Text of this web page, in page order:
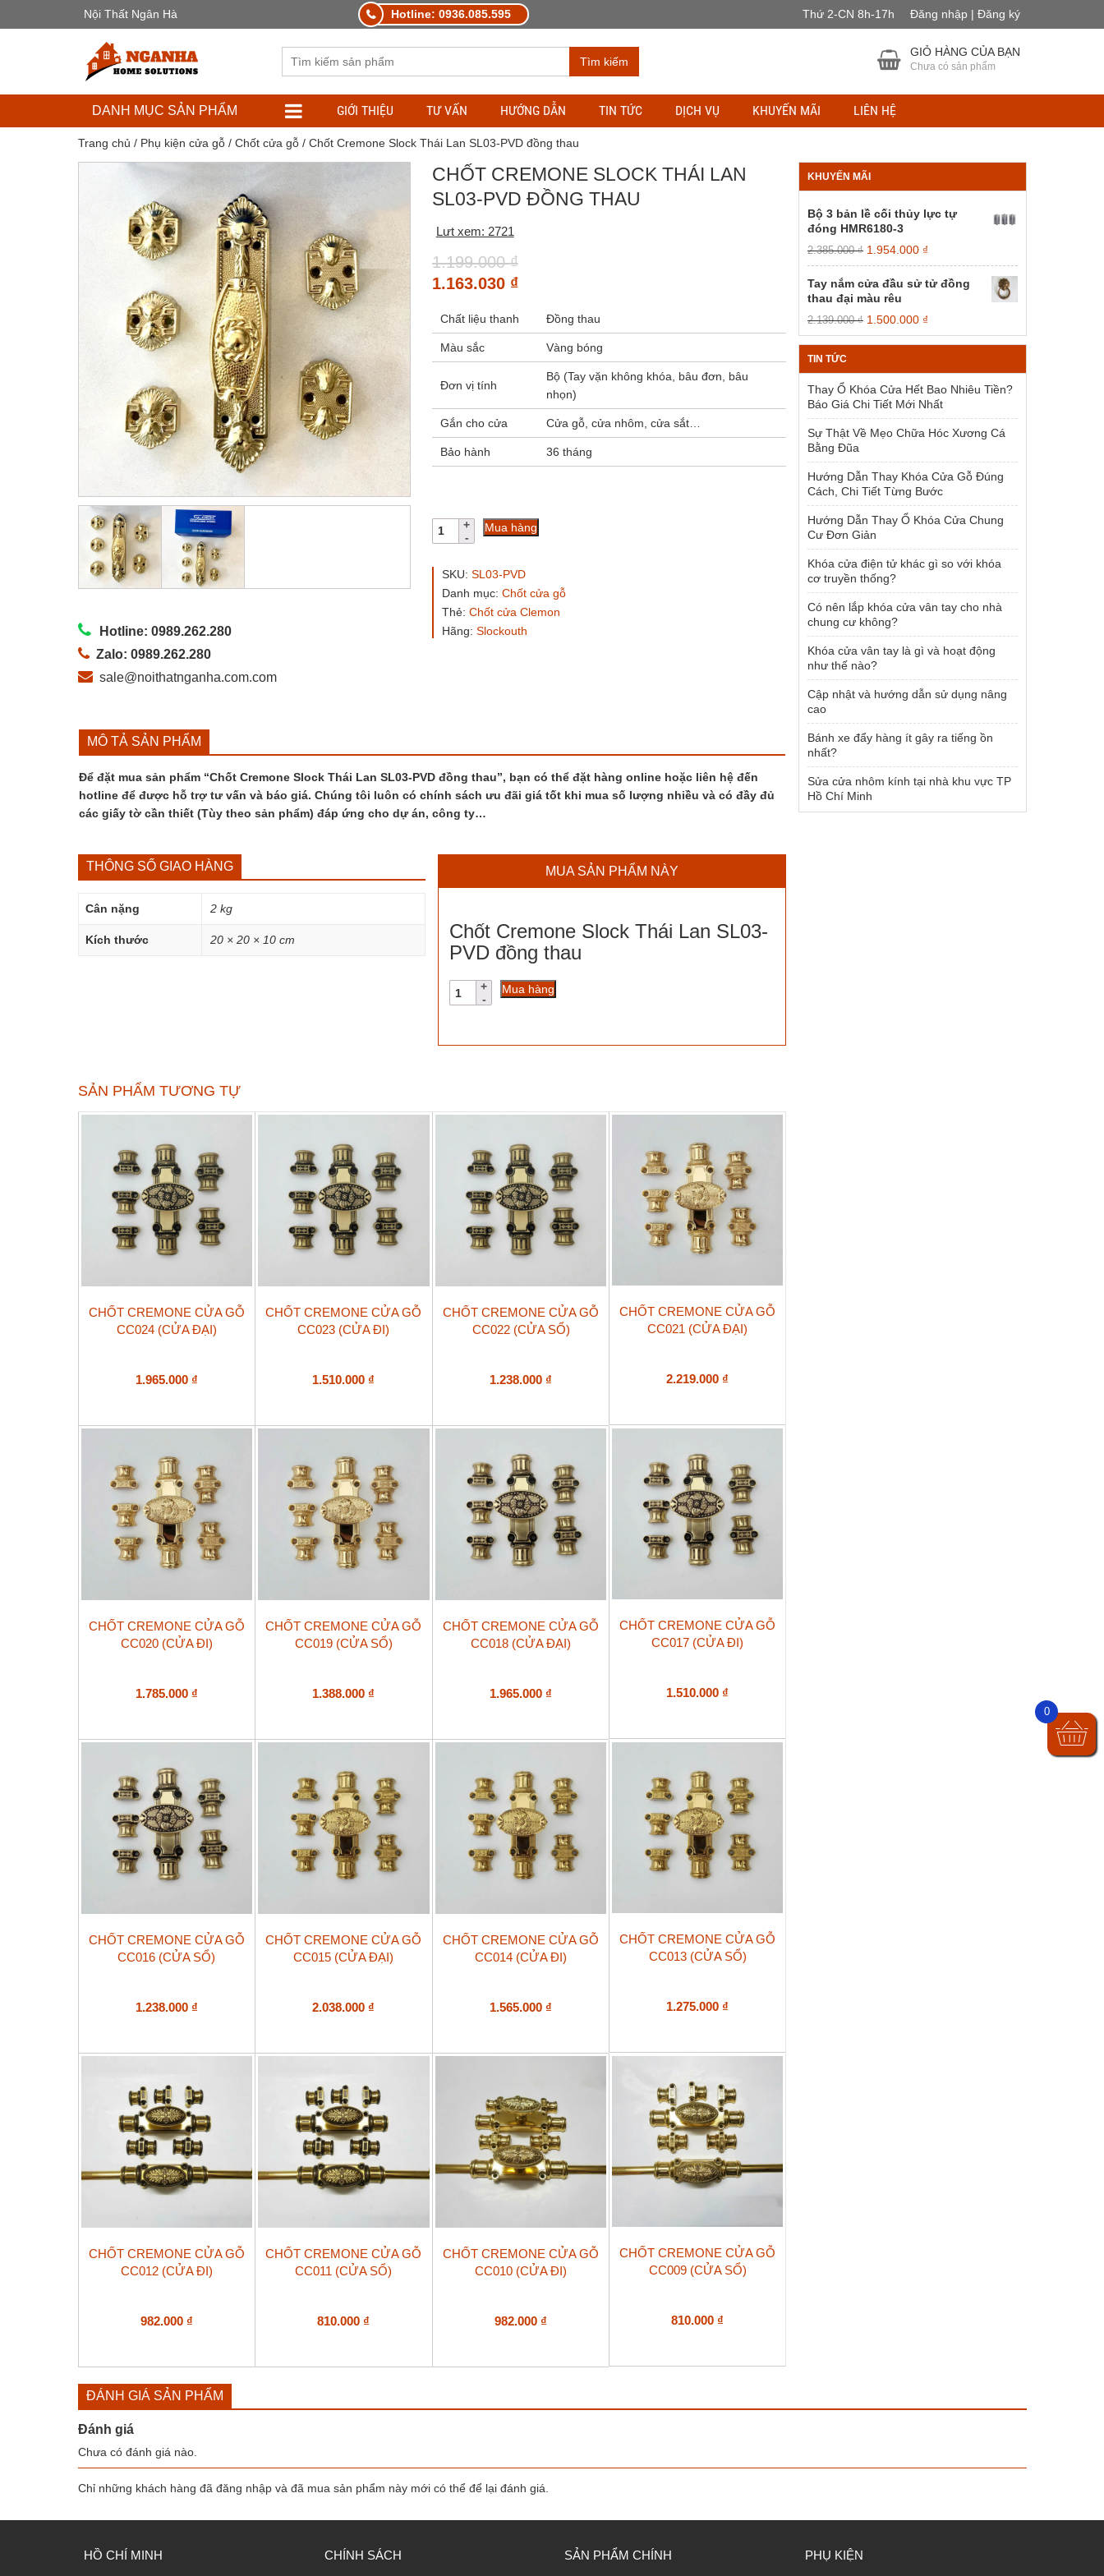
Nội Thất Ngân Hà Hotline: 0936.085.595 Thứ 2-CN 8h-17h Đăng nhập | Đăng ký
Tìm kiếm
GIỎ HÀNG CỦA BẠN
Chưa có sản phẩm
DANH MỤC SẢN PHẨM GIỚI THIỆU TƯ VẤN HƯỚNG DẪN TIN TỨC DỊCH VỤ KHUYẾN MÃI LIÊN HỆ
Trang chủ / Phụ kiện cửa gỗ/ Chốt cửa gỗ/ Chốt Cremone Slock Thái Lan SL03-PVD đồng thau
Hotline: 0989.262.280
Zalo: 0989.262.280
sale@noithatnganha.com.com
CHỐT CREMONE SLOCK THÁI LAN
SL03-PVD ĐỒNG THAU
Lưt xem: 2721
1.199.000₫
1.163.030 ₫
Chất liệu thanh Đồng thau
Màu sắc Vàng bóng
Đơn vị tính
Bộ (Tay vặn không khóa, bâu đơn, bâu
nhọn)
Gắn cho cửa Cửa gỗ, cửa nhôm, cửa sắt…
Bảo hành 36 tháng
Chốt
Cremone
Thái
SL03-
PVD
đồng
Mua hàng
SKU: SL03-PVD
Danh mục: Chốt cửa gỗ
Thẻ: Chốt cửa Clemon
Hãng: Slockouth
MÔ TẢ SẢN PHẨM
Để đặt mua sản phẩm “Chốt Cremone Slock Thái Lan SL03-PVD đồng thau”, bạn có thể đặt hàng online hoặc liên hệ đến
hotline để được hỗ trợ tư vấn và báo giá. Chúng tôi luôn có chính sách ưu đãi giá tốt khi mua số lượng nhiều và có đầy đủ
các giấy tờ cần thiết (Tùy theo sản phẩm) đáp ứng cho dự án, công ty…
THÔNG SỐ GIAO HÀNG
Cân nặng 2 kg
Kích thước 20 × 20 × 10 cm
MUA SẢN PHẨM NÀY
Chốt Cremone Slock Thái Lan SL03-
PVD đồng thau
Chốt
Cremone
Lan
Mua hàng
SẢN PHẨM TƯƠNG TỰ
CHỐT CREMONE CỬA GỖ
CC024 (CỬA ĐẠI)
1.965.000 ₫
CHỐT CREMONE CỬA GỖ
CC023 (CỬA ĐI)
1.510.000 ₫
CHỐT CREMONE CỬA GỖ
CC022 (CỬA SỔ)
1.238.000 ₫
CHỐT CREMONE CỬA GỖ
CC021 (CỬA ĐẠI)
2.219.000 ₫
CHỐT CREMONE CỬA GỖ
CC020 (CỬA ĐI)
1.785.000 ₫
CHỐT CREMONE CỬA GỖ
CC019 (CỬA SỔ)
1.388.000 ₫
CHỐT CREMONE CỬA GỖ
CC018 (CỬA ĐẠI)
1.965.000 ₫
CHỐT CREMONE CỬA GỖ
CC017 (CỬA ĐI)
1.510.000 ₫
CHỐT CREMONE CỬA GỖ
CC016 (CỬA SỔ)
1.238.000 ₫
CHỐT CREMONE CỬA GỖ
CC015 (CỬA ĐẠI)
2.038.000 ₫
CHỐT CREMONE CỬA GỖ
CC014 (CỬA ĐI)
1.565.000 ₫
CHỐT CREMONE CỬA GỖ
CC013 (CỬA SỔ)
1.275.000 ₫
CHỐT CREMONE CỬA GỖ
CC012 (CỬA ĐI)
982.000 ₫
CHỐT CREMONE CỬA GỖ
CC011 (CỬA SỔ)
810.000 ₫
CHỐT CREMONE CỬA GỖ
CC010 (CỬA ĐI)
982.000 ₫
CHỐT CREMONE CỬA GỖ
CC009 (CỬA SỔ)
810.000 ₫
KHUYẾN MÃI
Bộ 3 bản lề cối thủy lực tự
đóng HMR6180-3
2.385.000₫ Giá
gốc
là:
2.385.000 ₫.
1.954.000 ₫
hiện
tại
Tay nắm cửa đầu sử tử đồng
thau đại màu rêu
2.139.000₫ Giá
gốc
là:
1.500.000 ₫
hiện
tại
1.500.000 ₫.
TIN TỨC
Thay Ổ Khóa Cửa Hết Bao Nhiêu Tiền?
Báo Giá Chi Tiết Mới Nhất
Sự Thật Về Mẹo Chữa Hóc Xương Cá
Bằng Đũa
Hướng Dẫn Thay Khóa Cửa Gỗ Đúng
Cách, Chi Tiết Từng Bước
Hướng Dẫn Thay Ổ Khóa Cửa Chung
Cư Đơn Giản
Khóa cửa điện tử khác gì so với khóa
cơ truyền thống?
Có nên lắp khóa cửa vân tay cho nhà
chung cư không?
Khóa cửa vân tay là gì và hoạt động
như thế nào?
Cập nhật và hướng dẫn sử dụng nâng
cao
Bánh xe đẩy hàng ít gây ra tiếng ồn
nhất?
Sửa cửa nhôm kính tại nhà khu vực TP
Hồ Chí Minh
ĐÁNH GIÁ SẢN PHẨM
Đánh giá
Chưa có đánh giá nào.
Chỉ những khách hàng đã đăng nhập và đã mua sản phẩm này mới có thể để lại đánh giá.
HỒ CHÍ MINH CHÍNH SÁCH SẢN PHẨM CHÍNH PHỤ KIỆN
0